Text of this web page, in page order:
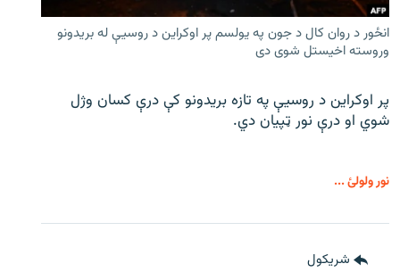
انځور د روان کال د جون په یولسم پر اوکراین د روسیې له بریدونو
وروسته اخیستل شوی دی
پر اوکراین د روسیې په تازه بریدونو کې درې کسان وژل
شوي او درې نور ټپیان دي.
نور ولولئ ...
شريکول